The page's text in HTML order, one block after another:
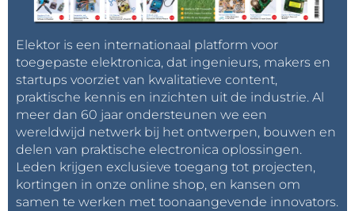
Elektor is een internationaal platform voor
toegepaste elektronica, dat ingenieurs, makers en
startups voorziet van kwalitatieve content,
praktische kennis en inzichten uit de industrie. Al
meer dan 60 jaar ondersteunen we een
wereldwijd netwerk bij het ontwerpen, bouwen en
delen van praktische electronica oplossingen.
Leden krijgen exclusieve toegang tot projecten,
kortingen in onze online shop, en kansen om
samen te werken met toonaangevende innovators.